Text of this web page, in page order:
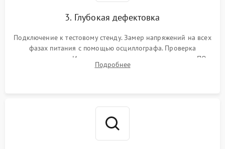
3. Глубокая дефектовка
Подключение к тестовому стенду. Замер напряжений на всех
фазах питания с помощью осциллографа. Проверка
инициализации. Использование специализированного ПО
MATS
Подробнее